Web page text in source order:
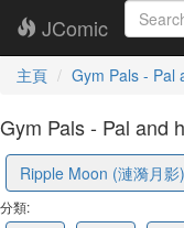
JComic
主頁 Gym Pals - Pal
Gym Pals - Pal and
Ripple Moon (漣漪月影)
分類: